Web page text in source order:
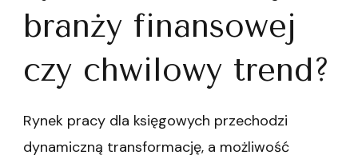
branży finansowej
czy chwilowy trend?
Rynek pracy dla księgowych przechodzi
dynamiczną transformację, a możliwość